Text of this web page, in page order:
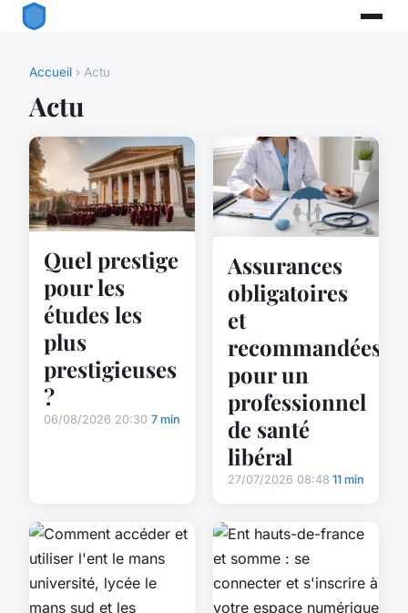
Accueil › Actu
Actu
Quel prestige
pour les
études les
plus
prestigieuses
?
06/08/2026 20:30 7 min
Assurances
obligatoires
et
recommandées
pour un
professionnel
de santé
libéral
27/07/2026 08:48 11 min